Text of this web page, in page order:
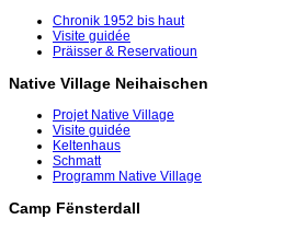
Chronik 1952 bis haut
Visite guidée
Präisser & Reservatioun
Native Village Neihaischen
Projet Native Village
Visite guidée
Keltenhaus
Schmatt
Programm Native Village
Camp Fënsterdall